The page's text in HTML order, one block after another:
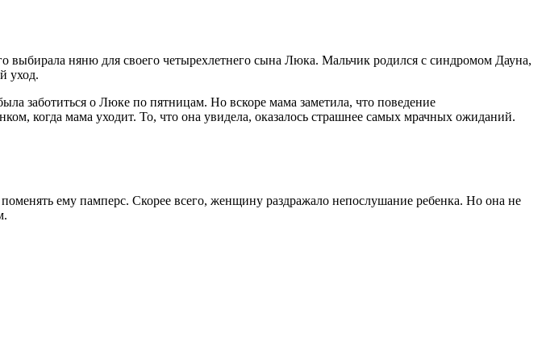
няню для своего четырехлетнего сына Люка. Мальчик родился с синдромом Дауна,
уход.
о Люке по пятницам. Но вскоре мама заметила, что поведение
когда мама уходит. То, что она увидела, оказалось страшнее самых мрачных ожиданий.
ему памперс. Скорее всего, женщину раздражало непослушание ребенка. Но она не